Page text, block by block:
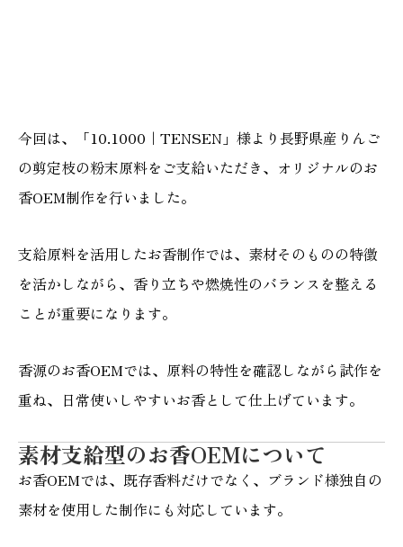
今回は、「10.1000｜TENSEN」様より長野県産りんご
の剪定枝の粉末原料をご支給いただき、オリジナルのお
香OEM制作を行いました。
支給原料を活用したお香制作では、素材そのものの特徴
を活かしながら、香り立ちや燃焼性のバランスを整える
ことが重要になります。
香源のお香OEMでは、原料の特性を確認しながら試作を
重ね、日常使いしやすいお香として仕上げています。
素材支給型のお香OEMについて
お香OEMでは、既存香料だけでなく、ブランド様独自の
素材を使用した制作にも対応しています。